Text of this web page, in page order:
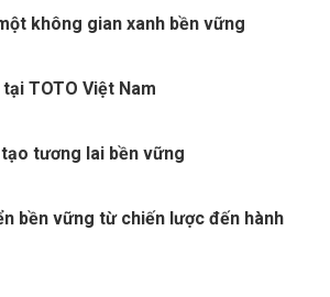
không gian xanh bền vững
TOTO Việt Nam
tương lai bền vững
bền vững từ chiến lược đến hành